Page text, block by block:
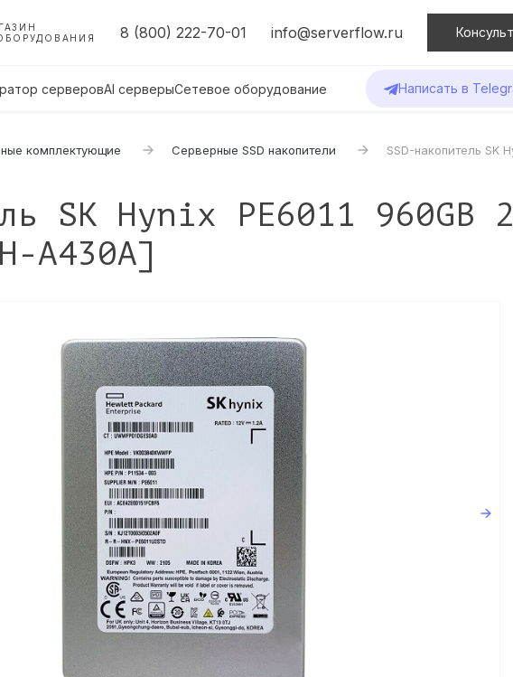
8 (800) 222-70-01 info@serverflow.ru
серверовAI серверыСетевое оборудование Написать в
комплектующие Серверные SSD накопители SSD-накопитель SK
SK Hynix PE6011
A430A]